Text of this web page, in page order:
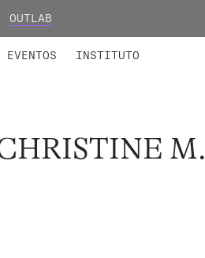
OUTLAB
EVENTOS INSTITUTO
M.